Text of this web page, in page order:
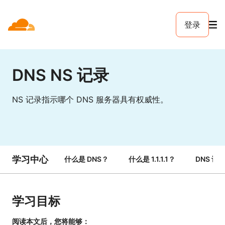
登录
DNS NS 记录
NS 记录指示哪个 DNS 服务器具有权威性。
学习中心 什么是 DNS？ 什么是 1.1.1.1？ DNS 记录
学习目标
阅读本文后，您将能够：